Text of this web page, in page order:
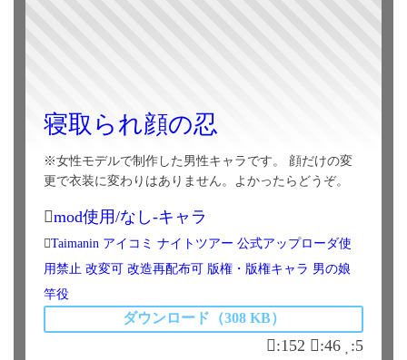
寝取られ顔の忍
※女性モデルで制作した男性キャラです。 顔だけの変
更で衣装に変わりはありません。よかったらどうぞ。
mod使用/なし-キャラ
Taimanin アイコミ ナイトツアー 公式アップローダ使
用禁止 改変可 改造再配布可 版権・版権キャラ 男の娘
竿役
ダウンロード（308 KB）
:152 :46 :5